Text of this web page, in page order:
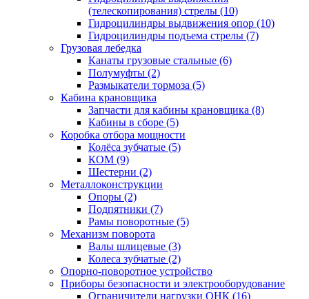
(телескопирования) стрелы (10)
Гидроцилиндры выдвижения опор (10)
Гидроцилиндры подъема стрелы (7)
Грузовая лебедка
Канаты грузовые стальные (6)
Полумуфты (2)
Размыкатели тормоза (5)
Кабина крановщика
Запчасти для кабины крановщика (8)
Кабины в сборе (5)
Коробка отбора мощности
Колёса зубчатые (5)
КОМ (9)
Шестерни (2)
Металлоконструкции
Опоры (2)
Подпятники (7)
Рамы поворотные (5)
Механизм поворота
Валы шлицевые (3)
Колеса зубчатые (2)
Опорно-поворотное устройство
Приборы безопасности и электрооборудование
Ограничители нагрузки ОНК (16)